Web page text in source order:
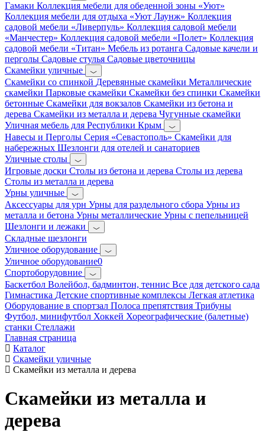
Гамаки Коллекция мебели для обеденной зоны «Уют»
Коллекция мебели для отдыха «Уют Лаунж» Коллекция
садовой мебели «Ливерпуль» Коллекция садовой мебели
«Манчестер» Коллекция садовой мебели «Полет» Коллекция
садовой мебели «Титан» Мебель из ротанга Садовые качели и
перголы Садовые стулья Садовые цветочницы
Скамейки уличные
Скамейки со спинкой Деревянные скамейки Металлические
скамейки Парковые скамейки Скамейки без спинки Скамейки
бетонные Скамейки для вокзалов Скамейки из бетона и
дерева Скамейки из металла и дерева Чугунные скамейки
Уличная мебель для Республики Крым
Навесы и Перголы Серия «Севастополь» Скамейки для
набережных Шезлонги для отелей и санаториев
Уличные столы
Игровые доски Столы из бетона и дерева Столы из дерева
Столы из металла и дерева
Урны уличные
Аксессуары для урн Урны для раздельного сбора Урны из
металла и бетона Урны металлические Урны с пепельницей
Шезлонги и лежаки
Складные шезлонги
Уличное оборудование
Уличное оборудование0
Спортоборудовние
Баскетбол Волейбол, бадминтон, теннис Все для детского сада
Гимнастика Детские спортивные комплексы Легкая атлетика
Оборудование в спортзал Полоса препятствия Трибуны
Футбол, минифутбол Хоккей Хореографические (балетные)
станки Стеллажи
Главная страница
Каталог
Скамейки уличные
Скамейки из металла и дерева
Скамейки из металла и
дерева